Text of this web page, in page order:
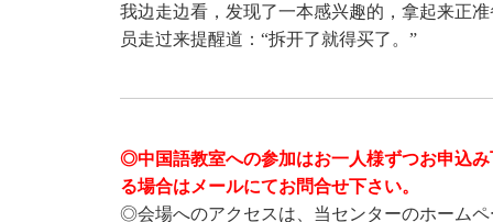
我边走边看，发现了一本感兴趣的，拿起来正
员走过来提醒道：“拆开了就得买了。”
◎中国語教室への参加はお一人様ずつお申込
る場合はメールにてお問合せ下さい。
◎会場へのアクセスは、当センターのホーム